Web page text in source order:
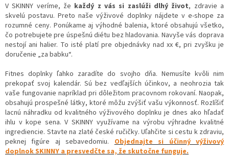
V SKINNY veríme, že každý z vás si zaslúži dlhý život, zdravie a
skvelú postavu. Preto naše výživové doplnky nájdete v e-shope za
rozumné ceny. Ponúkame aj výhodné balenia, ktoré obsahujú všetko,
čo potrebujete pre úspešnú diétu bez hladovania. Navyše vás doprava
nestojí ani halier. To isté platí pre objednávky nad xx €, pri zvyšku je
doručenie „za babku“.
Fitnes doplnky ľahko zaradíte do svojho dňa. Nemusíte kvôli nim
prekopať svoj kalendár. Sú bez vedľajších účinkov, a neohrozia tak
vaše fungovanie napríklad pri dôležitom pracovnom rokovaní. Naopak,
obsahujú prospešné látky, ktoré môžu zvýšiť vašu výkonnosť. Rozlíšiť
lacnú náhradku od kvalitného výživového doplnku je dnes ako hľadať
ihlu v kope sena. V SKINNY využívame na výrobu výhradne kvalitné
ingrediencie. Stavte na zlaté české ručičky. Uľahčite si cestu k zdraviu,
peknej figúre aj sebavedomiu. Objednajte si účinný výživový
doplnok SKINNY a presvedčte sa, že skutočne funguje.